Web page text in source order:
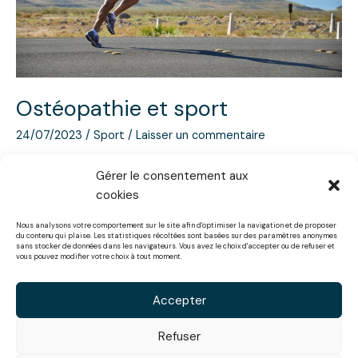
Gérer le consentement aux
cookies
Nous analysons votre comportement sur le site afin d'optimiser la navigation et de proposer
du contenu qui plaise. Les statistiques récoltées sont basées sur des paramètres anonymes
sans stocker de données dans les navigateurs. Vous avez le choix d'accepter ou de refuser et
vous pouvez modifier votre choix à tout moment.
Accepter
Refuser
Ostéopathie et sport
24/07/2023 / Sport / Laisser un commentaire
Quand consulter un ostéopathe du sport ? Prévention,
blessure, préparation et récupération sportive… Découvrez
Lire la suite »